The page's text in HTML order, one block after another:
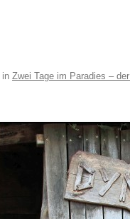
in Zwei Tage im Paradies –